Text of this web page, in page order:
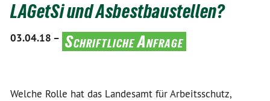
LAGetSi und Asbestbaustellen?
03.04.18 – Schriftliche Anfrage
Welche Rolle hat das Landesamt für Arbeitsschutz,